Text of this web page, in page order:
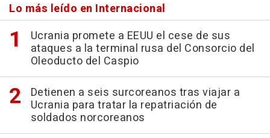
Lo más leído en Internacional
Ucrania promete a EEUU el cese de sus
ataques a la terminal rusa del Consorcio del
Oleoducto del Caspio
Detienen a seis surcoreanos tras viajar a
Ucrania para tratar la repatriación de
soldados norcoreanos